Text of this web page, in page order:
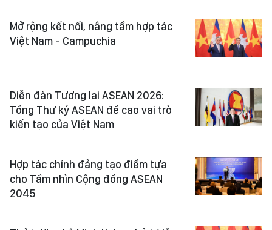
Mở rộng kết nối, nâng tầm hợp tác
Việt Nam - Campuchia
Diễn đàn Tương lai ASEAN 2026:
Tổng Thư ký ASEAN đề cao vai trò
kiến tạo của Việt Nam
Hợp tác chính đảng tạo điểm tựa
cho Tầm nhìn Cộng đồng ASEAN
2045